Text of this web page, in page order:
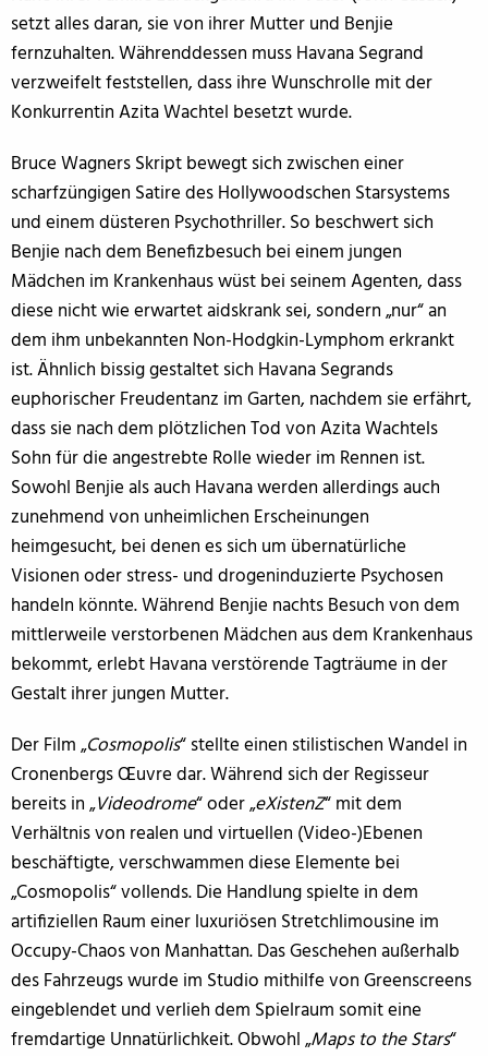
setzt alles daran, sie von ihrer Mutter und Benjie
fernzuhalten. Währenddessen muss Havana Segrand
verzweifelt feststellen, dass ihre Wunschrolle mit der
Konkurrentin Azita Wachtel besetzt wurde.
Bruce Wagners Skript bewegt sich zwischen einer
scharfzüngigen Satire des Hollywoodschen Starsystems
und einem düsteren Psychothriller. So beschwert sich
Benjie nach dem Benefizbesuch bei einem jungen
Mädchen im Krankenhaus wüst bei seinem Agenten, dass
diese nicht wie erwartet aidskrank sei, sondern „nur“ an
dem ihm unbekannten Non-Hodgkin-Lymphom erkrankt
ist. Ähnlich bissig gestaltet sich Havana Segrands
euphorischer Freudentanz im Garten, nachdem sie erfährt,
dass sie nach dem plötzlichen Tod von Azita Wachtels
Sohn für die angestrebte Rolle wieder im Rennen ist.
Sowohl Benjie als auch Havana werden allerdings auch
zunehmend von unheimlichen Erscheinungen
heimgesucht, bei denen es sich um übernatürliche
Visionen oder stress- und drogeninduzierte Psychosen
handeln könnte. Während Benjie nachts Besuch von dem
mittlerweile verstorbenen Mädchen aus dem Krankenhaus
bekommt, erlebt Havana verstörende Tagträume in der
Gestalt ihrer jungen Mutter.
Der Film „Cosmopolis“ stellte einen stilistischen Wandel in
Cronenbergs Œuvre dar. Während sich der Regisseur
bereits in „Videodrome“ oder „eXistenZ“ mit dem
Verhältnis von realen und virtuellen (Video-)Ebenen
beschäftigte, verschwammen diese Elemente bei
„Cosmopolis“ vollends. Die Handlung spielte in dem
artifiziellen Raum einer luxuriösen Stretchlimousine im
Occupy-Chaos von Manhattan. Das Geschehen außerhalb
des Fahrzeugs wurde im Studio mithilfe von Greenscreens
eingeblendet und verlieh dem Spielraum somit eine
fremdartige Unnatürlichkeit. Obwohl „Maps to the Stars“